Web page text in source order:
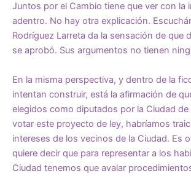
Juntos por el Cambio tiene que ver con la
adentro. No hay otra explicación.
Rodríguez Larreta da la sensación de que
se aprobó. Sus argumentos no tienen
En la misma perspectiva, y dentro de la
intentan construir, está la afirmación de
elegidos como diputados por la Ciudad de
votar este proyecto de ley, habríamos
intereses de los vecinos de la Ciudad. Es
quiere decir que para representar a los
Ciudad tenemos que avalar